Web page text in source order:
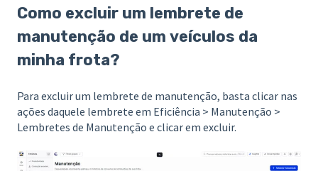
Como excluir um lembrete de
manutenção de um veículos da
minha frota?
Para excluir um lembrete de manutenção, basta clicar nas
ações daquele lembrete em Eficiência > Manutenção >
Lembretes de Manutenção e clicar em excluir.